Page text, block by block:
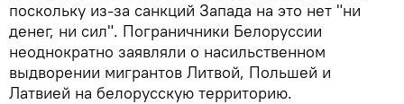
поскольку из-за санкций Запада на это нет "ни
денег, ни сил". Пограничники Белоруссии
неоднократно заявляли о насильственном
выдворении мигрантов Литвой, Польшей и
Латвией на белорусскую территорию.